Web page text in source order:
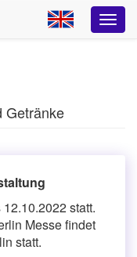
Getränke
statt.
Messe findet
statt.